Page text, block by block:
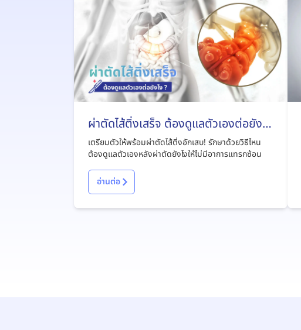
ผ่าตัดไส้ติ่งเสร็จ ต้องดูแลตัวเองต่อยังไง
?
เตรียมตัวให้พร้อมผ่าตัดไส้ติ่งอักเสบ! รักษาด้วยวิธีไหน
ต้องดูแลตัวเองหลังผ่าตัดยังไงให้ไม่มีอาการแทรกซ้อน
อ่านต่อ